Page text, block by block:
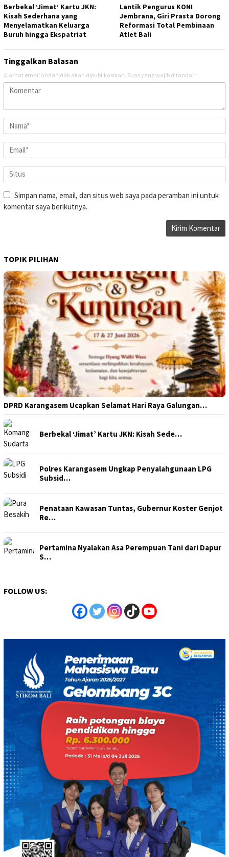
Berbekal ‘Jimat’ Kartu JKN:
Kisah Sederhana yang
Menyelamatkan Keluarga
Buruh hingga Ekspatriat
Lantik Pengurus KONI
Jembrana, Giri Prasta Dorong
Reformasi Total Pembinaan
Atlet Bali
Tinggalkan Balasan
Alamat email Anda tidak akan dipublikasikan. Ruas yang wajib ditandai *
Simpan nama, email, dan situs web saya pada peramban ini untuk
komentar saya berikutnya.
TOPIK PILIHAN
DPRD Karangasem Ucapkan Selamat Hari Raya Galungan…
Berbekal ‘Jimat’ Kartu JKN: Kisah Sede…
Polres Karangasem Ungkap Penyalahgunaan LPG
Subsid…
Penataan Kawasan Tuntas, Gubernur Koster Genjot
Re…
Pertamina Nyalakan Asa Perempuan Tani dari Dapur
S…
FOLLOW US: